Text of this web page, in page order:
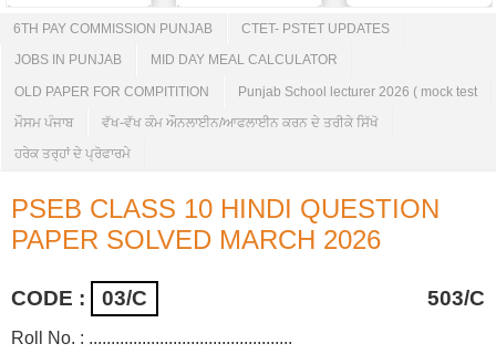
6TH PAY COMMISSION PUNJAB CTET- PSTET UPDATES
JOBS IN PUNJAB MID DAY MEAL CALCULATOR
OLD PAPER FOR COMPITITION Punjab School lecturer 2026 ( mock test
ਮੌਸਮ ਪੰਜਾਬ ਵੱਖ-ਵੱਖ ਕੰਮ ਔਨਲਾਈਨ/ਆਫਲਾਈਨ ਕਰਨ ਦੇ ਤਰੀਕੇ ਸਿੱਖੋ
ਹਰੇਕ ਤਰ੍ਹਾਂ ਦੇ ਪ੍ਰੋਫਾਰਮੇ
PSEB CLASS 10 HINDI QUESTION
PAPER SOLVED MARCH 2026
CODE : 03/C 503/C
Roll No. : ..............................................